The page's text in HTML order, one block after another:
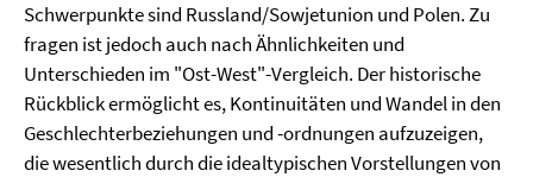
Schwerpunkte sind Russland/Sowjetunion und Polen. Zu
fragen ist jedoch auch nach Ähnlichkeiten und
Unterschieden im "Ost-West"-Vergleich. Der historische
Rückblick ermöglicht es, Kontinuitäten und Wandel in den
Geschlechterbeziehungen und -ordnungen aufzuzeigen,
die wesentlich durch die idealtypischen Vorstellungen von